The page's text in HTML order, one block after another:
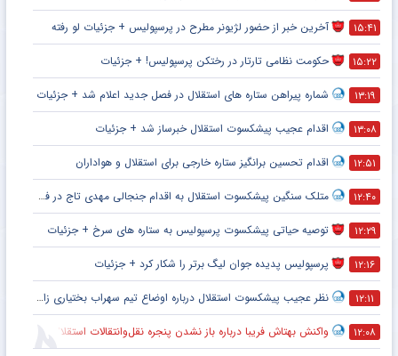
۱۵:۴۱ آخرین خبر از حضور لژیونر مطرح در پرسپولیس + جزئیات لو رفته
۱۵:۲۲ حکومت نظامی تارتار در رختکن پرسپولیس! + جزئیات
۱۳:۱۹ شماره پیراهن ستاره های استقلال در فصل جدید اعلام شد + جزئیات
۱۳:۰۸ اقدام عجیب پیشکسوت استقلال خبرساز شد + جزئیات
۱۲:۵۱ اقدام تحسین برانگیز ستاره خارجی برای استقلال و هواداران
۱۲:۴۰ متلک سنگین پیشکسوت استقلال به اقدام جنجالی مهدی تاج در فدراسیون فوتبال
۱۲:۲۹ توصیه حیاتی پیشکسوت پرسپولیس به ستاره های سرخ + جزئیات
۱۲:۱۶ پرسپولیس پدیده جوان لیگ برتر را شکار کرد + جزئیات
۱۲:۱۱ نظر عجیب پیشکسوت استقلال درباره اوضاع تیم سهراب بختیاری زاده + جزئیات
۱۲:۰۸ واکنش بهتاش فریبا درباره باز نشدن پنجره نقل‌وانتقالات استقلال